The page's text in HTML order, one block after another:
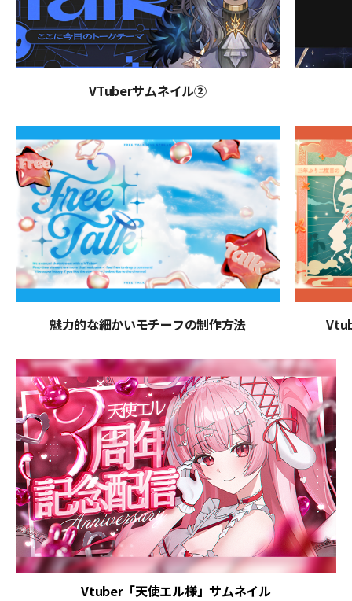
VTuberサムネイル②
魅力的な細かいモチーフの制作方法
Vtuber「天使エル様」サムネイル